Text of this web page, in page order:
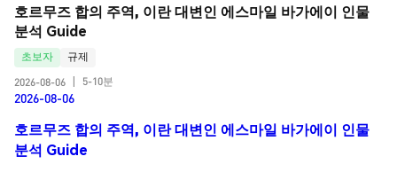
호르무즈 합의 주역, 이란 대변인 에스마일 바가에이 인물
분석 Guide
초보자
규제
2026-08-06
5-10분
2026-08-06
호르무즈 합의 주역, 이란 대변인 에스마일 바가에이 인물
분석 Guide